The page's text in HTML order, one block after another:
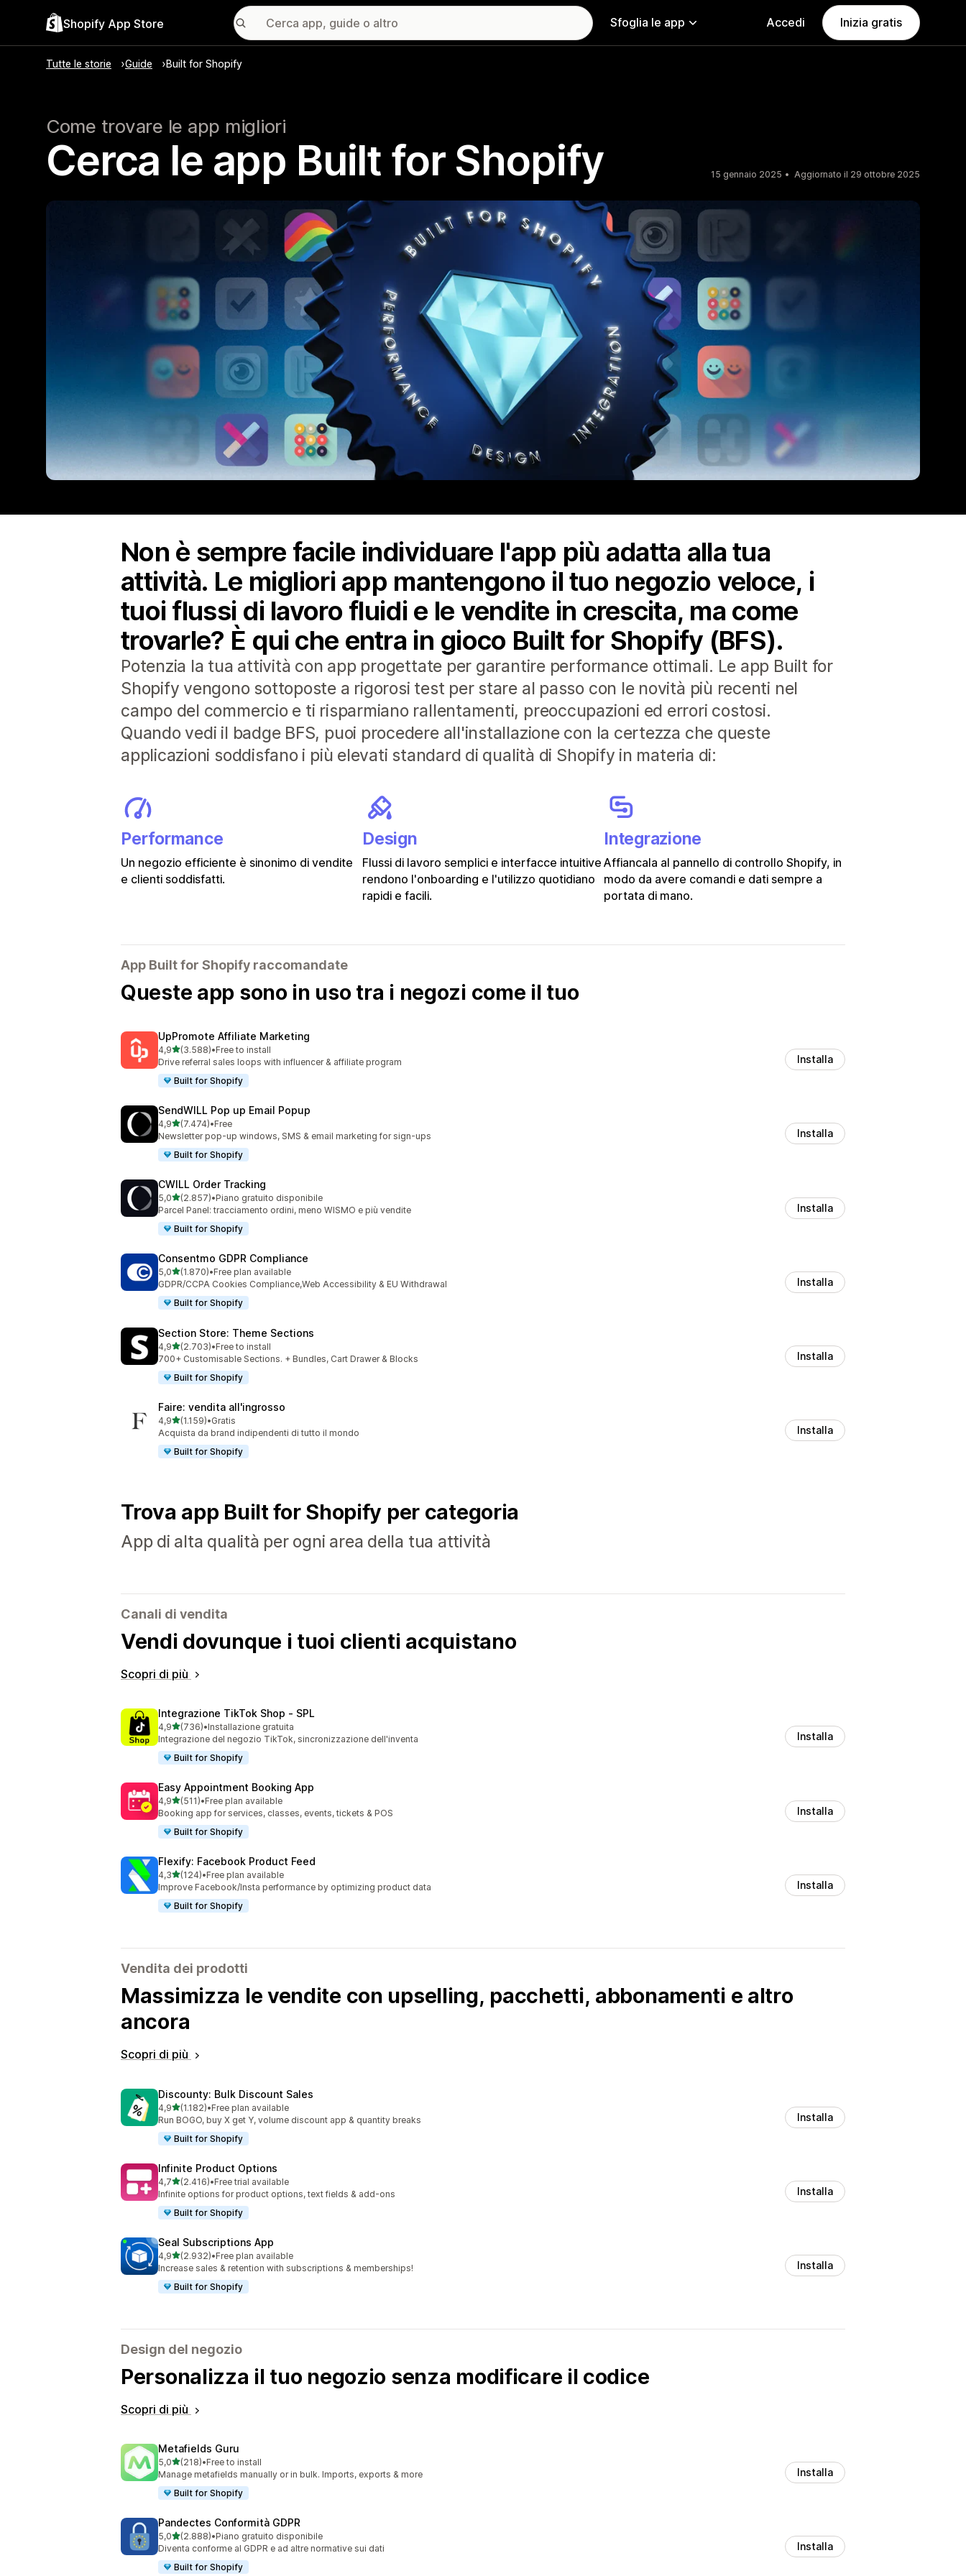
Shopify App Store Sfoglia le app Accedi Inizia gratis
Tutte le storie Guide Built for Shopify
Come trovare le app migliori
Cerca le app Built for Shopify 15 gennaio 2025 Aggiornato il 29 ottobre 2025
Non è sempre facile individuare l'app più adatta alla tua
attività. Le migliori app mantengono il tuo negozio veloce, i
tuoi flussi di lavoro fluidi e le vendite in crescita, ma come
trovarle? È qui che entra in gioco Built for Shopify (BFS).
Potenzia la tua attività con app progettate per garantire performance ottimali. Le app Built for
Shopify vengono sottoposte a rigorosi test per stare al passo con le novità più recenti nel
campo del commercio e ti risparmiano rallentamenti, preoccupazioni ed errori costosi.
Quando vedi il badge BFS, puoi procedere all'installazione con la certezza che queste
applicazioni soddisfano i più elevati standard di qualità di Shopify in materia di:
Performance
Un negozio efficiente è sinonimo di vendite
e clienti soddisfatti.
Design
Flussi di lavoro semplici e interfacce intuitive
rendono l'onboarding e l'utilizzo quotidiano
rapidi e facili.
Integrazione
Affiancala al pannello di controllo Shopify, in
modo da avere comandi e dati sempre a
portata di mano.
App Built for Shopify raccomandate
Queste app sono in uso tra i negozi come il tuo
UpPromote Affiliate Marketing
4,9stelle su 5
(3.588)
3588 recensioni totali
•Free to install
Drive referral sales loops with influencer & affiliate program
Built for Shopify
Installa
SendWILL Pop up Email Popup
4,9stelle su 5
(7.474)
7474 recensioni totali
•Free
Newsletter pop-up windows, SMS & email marketing for sign-ups
Built for Shopify
Installa
CWILL Order Tracking
5,0stelle su 5
(2.857)
2857 recensioni totali
•Piano gratuito disponibile
Parcel Panel: tracciamento ordini, meno WISMO e più vendite
Built for Shopify
Installa
Consentmo GDPR Compliance
5,0stelle su 5
(1.870)
1870 recensioni totali
•Free plan available
GDPR/CCPA Cookies Compliance,Web Accessibility & EU Withdrawal
Built for Shopify
Installa
Section Store: Theme Sections
4,9stelle su 5
(2.703)
2703 recensioni totali
•Free to install
700+ Customisable Sections. + Bundles, Cart Drawer & Blocks
Built for Shopify
Installa
Faire: vendita all'ingrosso
4,9stelle su 5
(1.159)
1159 recensioni totali
•Gratis
Acquista da brand indipendenti di tutto il mondo
Built for Shopify
Installa
Trova app Built for Shopify per categoria
App di alta qualità per ogni area della tua attività
Canali di vendita
Vendi dovunque i tuoi clienti acquistano
Scopri di più
Integrazione TikTok Shop ‑ SPL
4,9stelle su 5
(736)
736 recensioni totali
•Installazione gratuita
Integrazione del negozio TikTok, sincronizzazione dell'inventa
Built for Shopify
Installa
Easy Appointment Booking App
4,9stelle su 5
(511)
511 recensioni totali
•Free plan available
Booking app for services, classes, events, tickets & POS
Built for Shopify
Installa
Flexify: Facebook Product Feed
4,3stelle su 5
(124)
124 recensioni totali
•Free plan available
Improve Facebook/Insta performance by optimizing product data
Built for Shopify
Installa
Vendita dei prodotti
Massimizza le vendite con upselling, pacchetti, abbonamenti e altro
ancora
Scopri di più
Discounty: Bulk Discount Sales
4,9stelle su 5
(1.182)
1182 recensioni totali
•Free plan available
Run BOGO, buy X get Y, volume discount app & quantity breaks
Built for Shopify
Installa
Infinite Product Options
4,7stelle su 5
(2.416)
2416 recensioni totali
•Free trial available
Infinite options for product options, text fields & add-ons
Built for Shopify
Installa
Seal Subscriptions App
4,9stelle su 5
(2.932)
2932 recensioni totali
•Free plan available
Increase sales & retention with subscriptions & memberships!
Built for Shopify
Installa
Design del negozio
Personalizza il tuo negozio senza modificare il codice
Scopri di più
Metafields Guru
5,0stelle su 5
(218)
218 recensioni totali
•Free to install
Manage metafields manually or in bulk. Imports, exports & more
Built for Shopify
Installa
Pandectes Conformità GDPR
5,0stelle su 5
(2.888)
2888 recensioni totali
•Piano gratuito disponibile
Diventa conforme al GDPR e ad altre normative sui dati
Built for Shopify
Installa